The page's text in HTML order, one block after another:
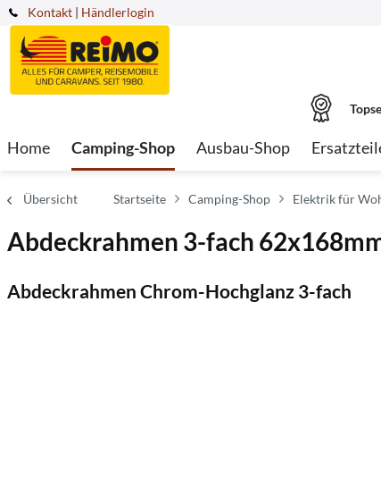
Kontakt | Händlerlogin
Home Camping-Shop Ausbau-Shop
Übersicht Startseite Camping-Shop Elektrik für
Abdeckrahmen 3-fach
Abdeckrahmen Chrom-Hochglanz 3-fach